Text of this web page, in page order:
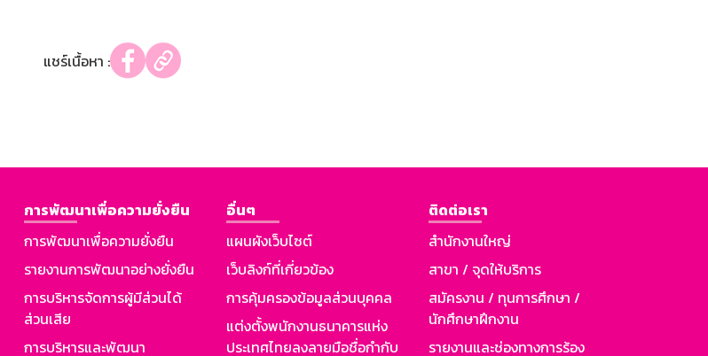
แชร์เนื้อหา :
การพัฒนาเพื่อความยั่งยืน
การพัฒนาเพื่อความยั่งยืน
รายงานการพัฒนาอย่างยั่งยืน
การบริหารจัดการผู้มีส่วนได้
ส่วนเสีย
การบริหารและพัฒนา
อื่นๆ
แผนผังเว็บไซต์
เว็บลิงก์ที่เกี่ยวข้อง
การคุ้มครองข้อมูลส่วนบุคคล
แต่งตั้งพนักงานธนาคารแห่ง
ประเทศไทยลงลายมือชื่อกำกับ
ติดต่อเรา
สำนักงานใหญ่
สาขา / จุดให้บริการ
สมัครงาน / ทุนการศึกษา /
นักศึกษาฝึกงาน
รายงานและช่องทางการร้อง